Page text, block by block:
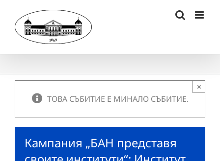
content
ТОВА СЪБИТИЕ Е МИНАЛО СЪБИТИЕ.
×
Кампания „БАН представя